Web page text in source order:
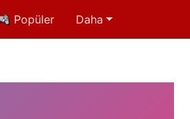
Popüler Daha